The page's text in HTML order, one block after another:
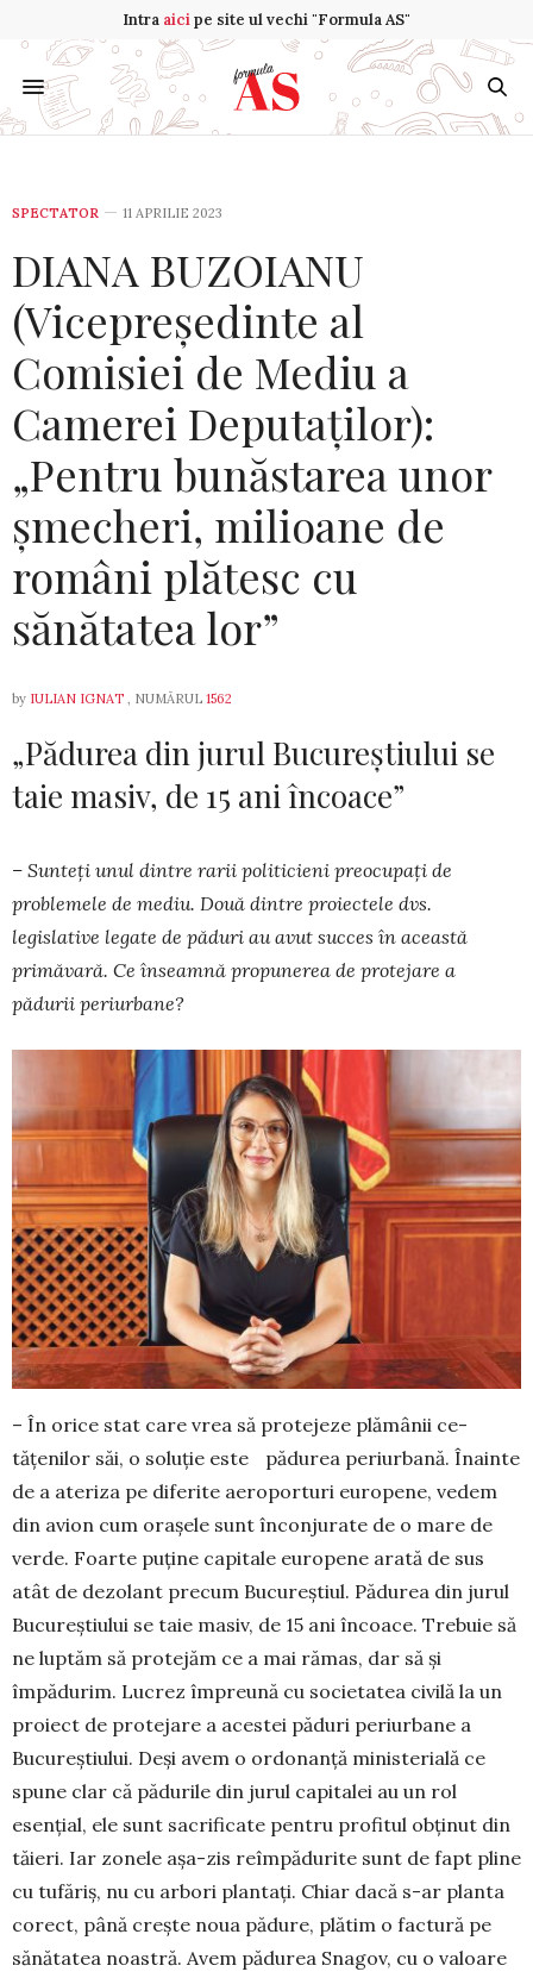
Intra aicipe site ul vechi "Formula AS"
SPECTATOR 11 APRILIE 2023
DIANA BUZOIANU
(Vicepreședinte al
Comisiei de Mediu a
Camerei Deputaților):
„Pentru bunăstarea unor
șmecheri, milioane de
români plătesc cu
sănătatea lor”
by IULIAN IGNAT , NUMĂRUL 1562
„Pădurea din jurul Bucureștiului se
taie masiv, de 15 ani încoace”
– Sunteți unul dintre rarii politicieni preo­cupați de
problemele de mediu. Două dintre proiectele dvs.
legislative legate de păduri au avut succes în această
primăvară. Ce înseamnă pro­punerea de protejare a
pădurii periurbane?
– În orice stat care vrea să protejeze plămânii ce­
tățenilor săi, o soluție este pădurea periurbană. Îna­inte
de a ateriza pe diferite aeroporturi euro­pene, vedem
din avion cum orașele sunt încon­ju­rate de o mare de
verde. Foarte puține capitale eu­ro­pene arată de sus
atât de dezolant precum Bucu­reștiul. Pădurea din jurul
Bucureștiului se taie ma­siv, de 15 ani încoace. Trebuie să
ne luptăm să pro­tejăm ce a mai rămas, dar să și
împădurim. Lucrez împreună cu societatea civilă la un
proiect de pro­tejare a acestei păduri periurbane a
Bucureș­tiului. Deși avem o ordonanță ministerială ce
spune clar că pădurile din jurul capitalei au un rol
esențial, ele sunt sacrificate pentru profitul obținut din
tăieri. Iar zonele așa-zis reîmpădurite sunt de fapt pline
cu tufăriș, nu cu arbori plantați. Chiar dacă s-ar planta
corect, până crește noua pădure, plătim o factură pe
sănătatea noastră. Avem pădurea Snagov, cu o valoare